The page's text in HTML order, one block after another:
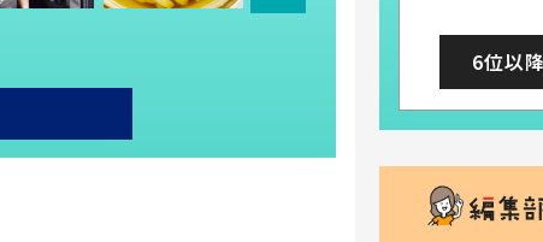
6位以